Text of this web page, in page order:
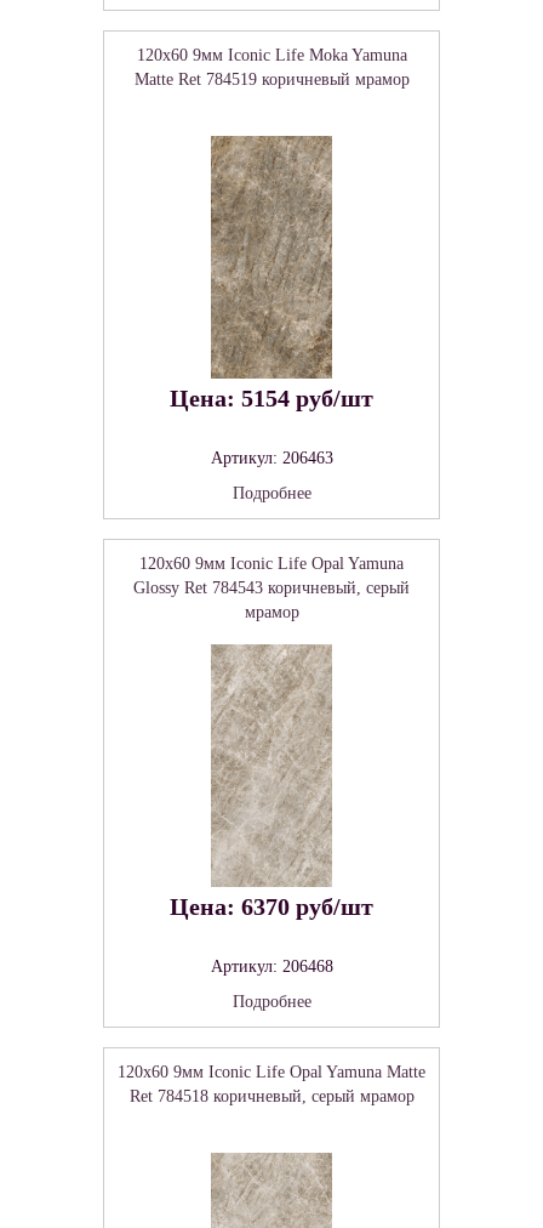
120x60 9мм Iconic Life Moka Yamuna
Matte Ret 784519 коричневый мрамор
Цена: 5154 руб/шт
Артикул: 206463
Подробнее
120x60 9мм Iconic Life Opal Yamuna
Glossy Ret 784543 коричневый, серый
мрамор
Цена: 6370 руб/шт
Артикул: 206468
Подробнее
120x60 9мм Iconic Life Opal Yamuna Matte
Ret 784518 коричневый, серый мрамор